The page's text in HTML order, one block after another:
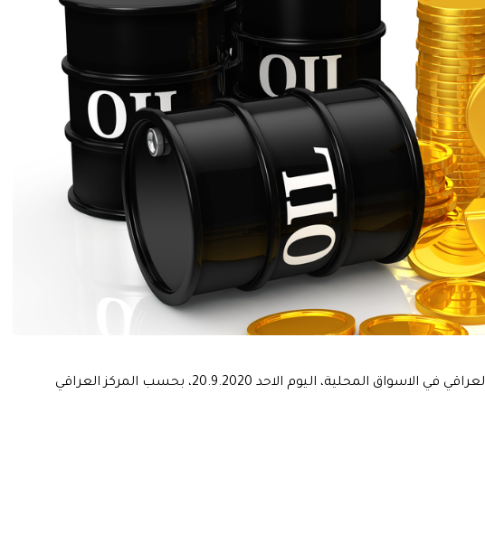
الرشيد تنشر اسعار الدولار مقابل الدينار العراقي في الاسواق المحلية، اليوم الاحد 20.9.2020، بحسب المركز العراقي